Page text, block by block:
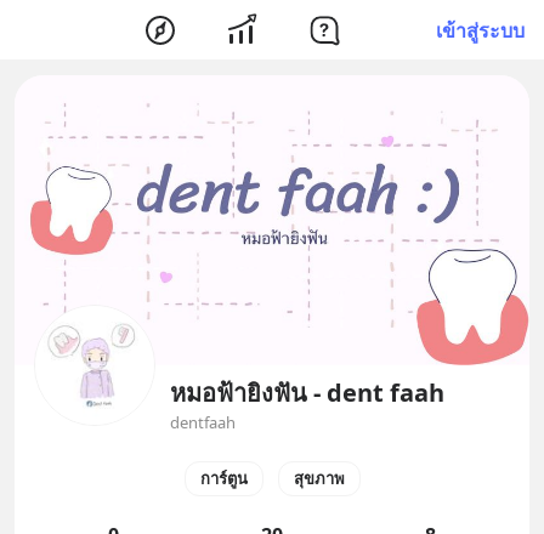
เข้าสู่ระบบ
หมอฟ้ายิงฟัน - dent faah
dentfaah
การ์ตูน สุขภาพ